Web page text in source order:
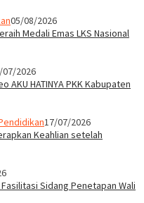
05/08/2026
Medali Emas LKS Nasional
07/2026
AKU HATINYA PKK Kabupaten
17/07/2026
Keahlian setelah
Sidang Penetapan Wali